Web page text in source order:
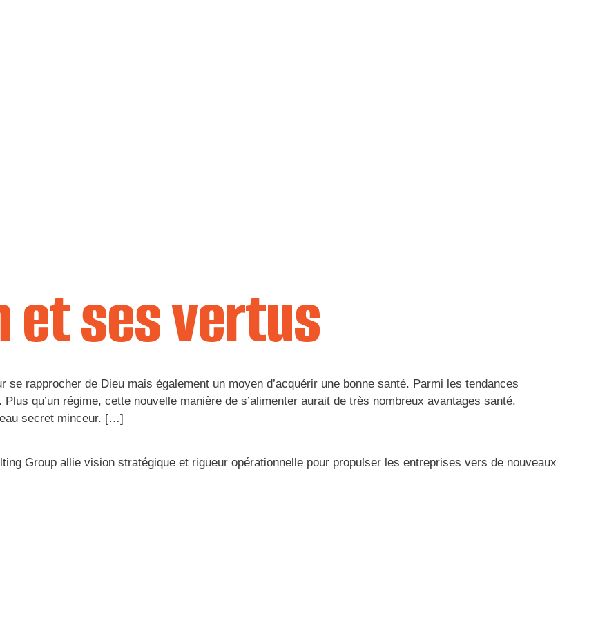
et ses vertus
se rapprocher de Dieu mais également un moyen d’acquérir une bonne santé. Parmi les tendances
qu’un régime, cette nouvelle manière de s’alimenter aurait de très nombreux avantages santé.
secret minceur. […]
Group allie vision stratégique et rigueur opérationnelle pour propulser les entreprises vers de nouveaux